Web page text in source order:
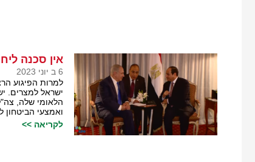
אין סכנה
6 ב יוני 2023
למרות הפיגוע
ישראל למצרים.
הלאומי שלה,
ואמצעי הביטחון
לקריאה >>